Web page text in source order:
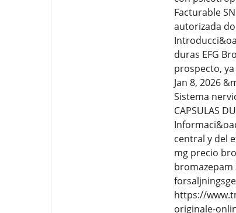
Facturable
autorizada
duras EFG
prospecto,
Jan 8, 2026
Sistema
CAPSULAS
central y del
mg precio
https://
originale-